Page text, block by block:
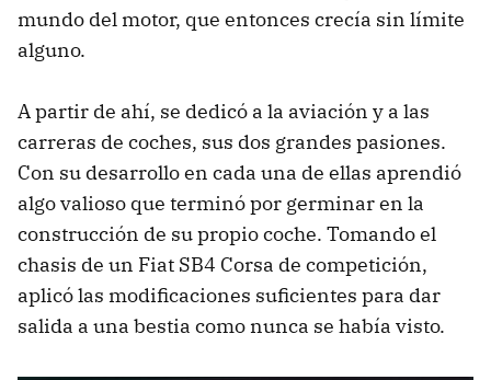
mundo del motor, que entonces crecía sin límite
alguno.
A partir de ahí, se dedicó a la aviación y a las
carreras de coches, sus dos grandes pasiones.
Con su desarrollo en cada una de ellas aprendió
algo valioso que terminó por germinar en la
construcción de su propio coche. Tomando el
chasis de un Fiat SB4 Corsa de competición,
aplicó las modificaciones suficientes para dar
salida a una bestia como nunca se había visto.